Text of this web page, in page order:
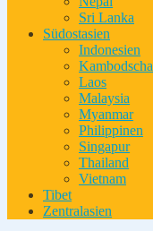
Sri Lanka
Südostasien
Indonesien
Kambodscha
Laos
Malaysia
Myanmar
Philippinen
Singapur
Thailand
Vietnam
Tibet
Zentralasien